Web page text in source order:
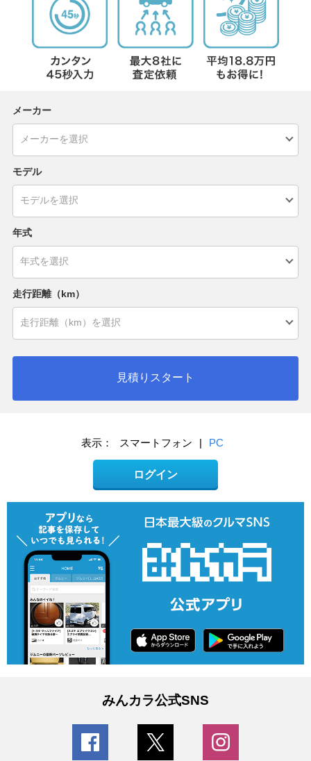
メーカー
モデル
年式
走行距離（km）
見積りスタート
表示： スマートフォン | PC
ログイン
みんカラ公式SNS